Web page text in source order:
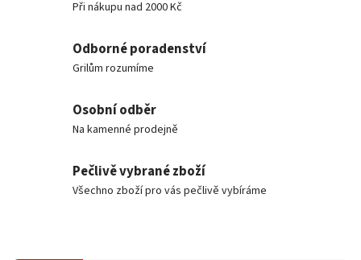
Při nákupu nad 2000 Kč
Odborné poradenství
Grilům rozumíme
Osobní odběr
Na kamenné prodejně
Pečlivě vybrané zboží
Všechno zboží pro vás pečlivě vybíráme